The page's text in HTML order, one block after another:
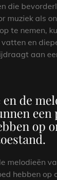
die
muziek als
te nemen,
en
aan
de
een
op
melodieën
hebben op